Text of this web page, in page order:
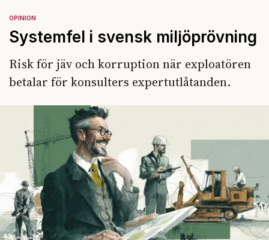
OPINION
Systemfel i svensk miljöprövning
Risk för jäv och korruption när exploatören
betalar för konsulters expertutlåtanden.